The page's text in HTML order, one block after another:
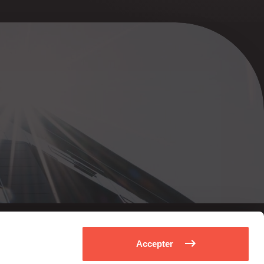
Accepter